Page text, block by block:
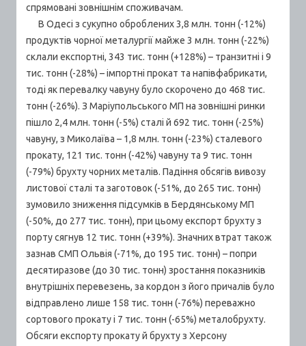
спрямовані зовнішнім споживачам.
В Одесі з сукупно оброблених 3,8 млн. тонн (-12%)
продуктів чорної металургії майже 3 млн. тонн (-22%)
склали експортні, 343 тис. тонн (+128%) – транзитні і 9
тис. тонн (-28%) – імпортні прокат та напівфабрикати,
тоді як перевалку чавуну було скорочено до 468 тис.
тонн (-26%). З Маріупольського МП на зовнішні ринки
пішло 2,4 млн. тонн (-5%) сталі й 692 тис. тонн (-25%)
чавуну, з Миколаїва – 1,8 млн. тонн (-23%) сталевого
прокату, 121 тис. тонн (-42%) чавуну та 9 тис. тонн
(-79%) брухту чорних металів. Падіння обсягів вивозу
листової сталі та заготовок (-51%, до 265 тис. тонн)
зумовило зниження підсумків в Бердянському МП
(-50%, до 277 тис. тонн), при цьому експорт брухту з
порту сягнув 12 тис. тонн (+39%). Значних втрат також
зазнав СМП Ольвія (-71%, до 195 тис. тонн) – попри
десятиразове (до 30 тис. тонн) зростання показників
внутрішніх перевезень, за кордон з його причалів було
відправлено лише 158 тис. тонн (-76%) переважно
сортового прокату і 7 тис. тонн (-65%) металобрухту.
Обсяги експорту прокату й брухту з Херсону